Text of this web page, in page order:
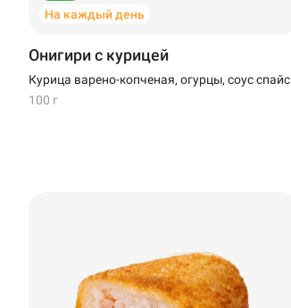
На каждый день
Онигири с курицей
Курица варено-копченая, огурцы, соус спайс
100 г